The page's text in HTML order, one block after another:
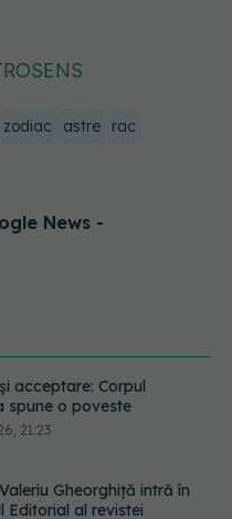
zodiac astre
rac
News -
Gheorghiță intră în
Editorial al revistei
21:09